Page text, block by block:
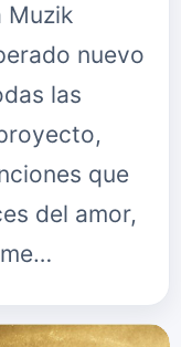
Muzik
nuevo
las
que
del amor,